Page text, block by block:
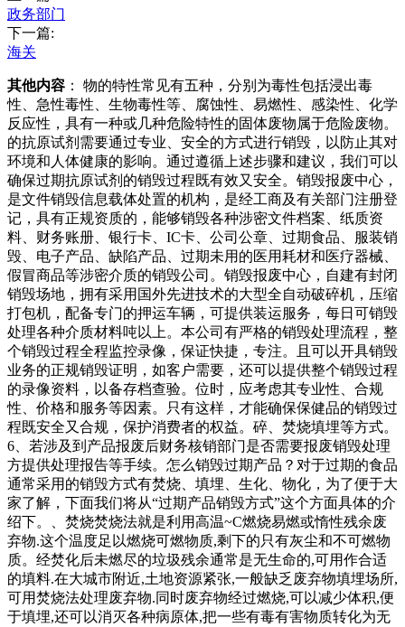
政务部门
下一篇:
海关
其他内容 ： 物的特性常见有五种，分别为毒性包括浸出毒
性、急性毒性、生物毒性等、腐蚀性、易燃性、感染性、化学
反应性，具有一种或几种危险特性的固体废物属于危险废物。
的抗原试剂需要通过专业、安全的方式进行销毁，以防止其对
环境和人体健康的影响。通过遵循上述步骤和建议，我们可以
确保过期抗原试剂的销毁过程既有效又安全。销毁报废中心，
是文件销毁信息载体处置的机构，是经工商及有关部门注册登
记，具有正规资质的，能够销毁各种涉密文件档案、纸质资
料、财务账册、银行卡、IC卡、公司公章、过期食品、服装销
毁、电子产品、缺陷产品、过期未用的医用耗材和医疗器械、
假冒商品等涉密介质的销毁公司。销毁报废中心，自建有封闭
销毁场地，拥有采用国外先进技术的大型全自动破碎机，压缩
打包机，配备专门的押运车辆，可提供装运服务，每日可销毁
处理各种介质材料吨以上。本公司有严格的销毁处理流程，整
个销毁过程全程监控录像，保证快捷，专注。且可以开具销毁
业务的正规销毁证明，如客户需要，还可以提供整个销毁过程
的录像资料，以备存档查验。位时，应考虑其专业性、合规
性、价格和服务等因素。只有这样，才能确保保健品的销毁过
程既安全又合规，保护消费者的权益。碎、焚烧填埋等方式。
6、若涉及到产品报废后财务核销部门是否需要报废销毁处理
方提供处理报告等手续。怎么销毁过期产品？对于过期的食品
通常采用的销毁方式有焚烧、填埋、生化、物化，为了便于大
家了解，下面我们将从“过期产品销毁方式”这个方面具体的介
绍下。、焚烧焚烧法就是利用高温~C燃烧易燃或惰性残余废
弃物.这个温度足以燃烧可燃物质,剩下的只有灰尘和不可燃物
质。经焚化后未燃尽的垃圾残余通常是无生命的,可用作合适
的填料.在大城市附近,土地资源紧张,一般缺乏废弃物填埋场所,
可用焚烧法处理废弃物.同时废弃物经过燃烧,可以减少体积,便
于填埋,还可以消灭各种病原体,把一些有毒有害物质转化为无